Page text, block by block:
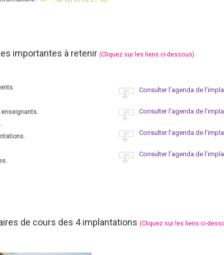
importantes à retenir (Cliquez sur les liens ci-dessous)
Consulter l'agenda de
Consulter l'agenda de
Consulter l'agenda de
Consulter l'agenda de
de cours des 4 implantations (Cliquez sur les liens ci-